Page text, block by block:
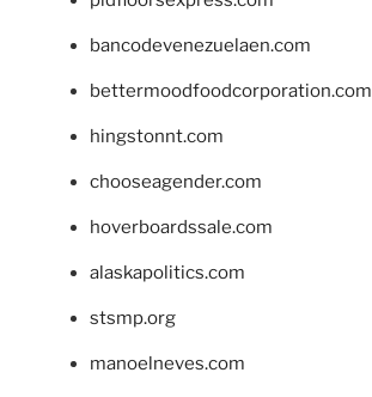
bancodevenezuelaen.com
bettermoodfoodcorporation.com
hingstonnt.com
chooseagender.com
hoverboardssale.com
alaskapolitics.com
stsmp.org
manoelneves.com